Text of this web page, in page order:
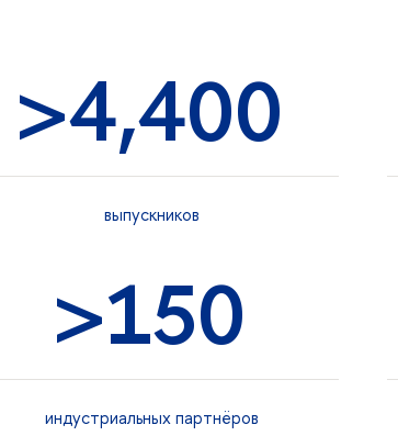
>4,400
ыпускнико
>150
индустриальных партнёро